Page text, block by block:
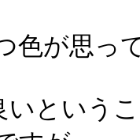
色が思っ
いという